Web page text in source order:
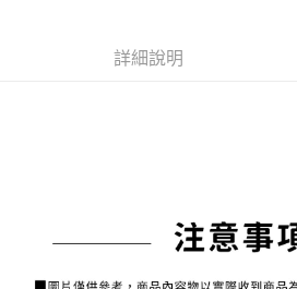
4.訂單成立30分鐘內，如未前往確認交易或遇
消。如遇「轉專審核」未通過狀況，表示未達
【繳款方式說明】
１．簡單：不需註冊會員、不需綁卡、不需儲
２．便利：只要手機號碼，簡訊認證，即可結
運送方式
詳細說明